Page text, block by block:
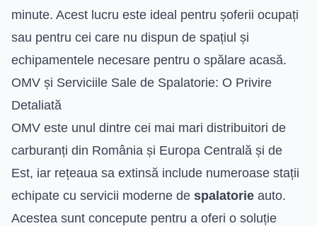
minute. Acest lucru este ideal pentru șoferii ocupați
sau pentru cei care nu dispun de spațiul și
echipamentele necesare pentru o spălare acasă.
OMV și Serviciile Sale de Spalatorie: O Privire
Detaliată
OMV este unul dintre cei mai mari distribuitori de
carburanți din România și Europa Centrală și de
Est, iar rețeaua sa extinsă include numeroase stații
echipate cu servicii moderne de spalatorie auto.
Acestea sunt concepute pentru a oferi o soluție